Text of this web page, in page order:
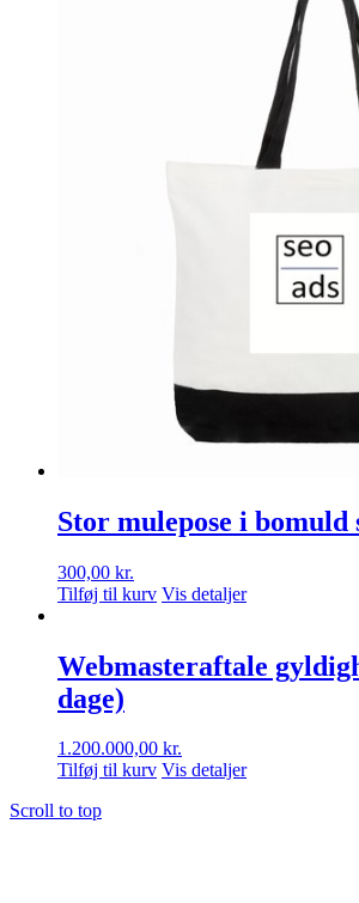
Stor mulepose i bomuld
300,00 kr.
Tilføj til kurv Vis detaljer
Webmasteraftale
dage)
1.200.000,00 kr.
Tilføj til kurv Vis detaljer
Scroll to top